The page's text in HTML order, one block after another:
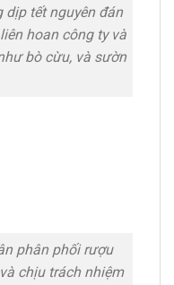
tết nguyên đán
hoan công ty và
bò cừu, và sườn
phân phối rượu
chịu trách nhiệm